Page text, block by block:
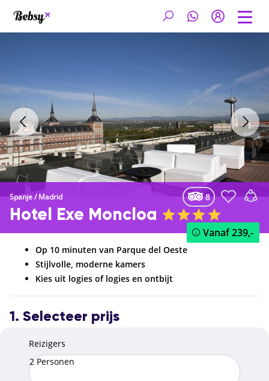
Spanje/Madrid 8
Hotel Exe Moncloa
Vanaf239,-
Op 10 minuten van Parque del Oeste
Stijlvolle, moderne kamers
Kies uit logies of logies en ontbijt
1. Selecteer prijs
Reizigers
2 Personen